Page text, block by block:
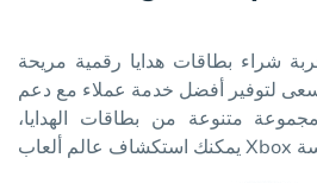
شراء بطاقات هدايا رقمية مريحة
لتوفير أفضل خدمة عملاء مع دعم
متنوعة من بطاقات الهدايا،